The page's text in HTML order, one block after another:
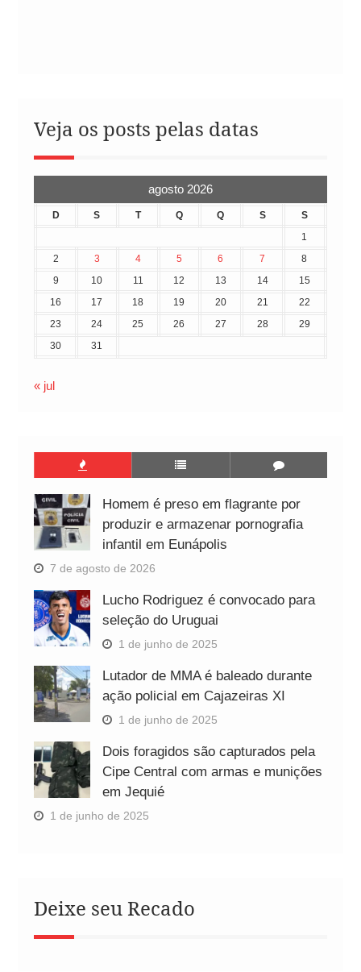
Veja os posts pelas datas
agosto 2026
D S T Q Q S
S
1
2
3 4 5 6 7
8
9
10 11 12 13 14
15
16
17 18 19 20 21
22
23
24 25 26 27 28
29
30
31
« jul
Homem é preso em flagrante por
produzir e armazenar pornografia
infantil em Eunápolis
7 de agosto de 2026
Lucho Rodriguez é convocado para
seleção do Uruguai
1 de junho de 2025
Lutador de MMA é baleado durante
ação policial em Cajazeiras XI
1 de junho de 2025
Dois foragidos são capturados pela
Cipe Central com armas e munições
em Jequié
1 de junho de 2025
Deixe seu Recado